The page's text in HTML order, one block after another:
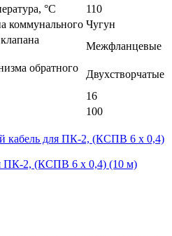
°С
110
коммунального Чугун
Межфланцевые
обратного
Двухстворчатые
16
100
ПК-2, (КСПВ 6 х 0,4) (10 м)